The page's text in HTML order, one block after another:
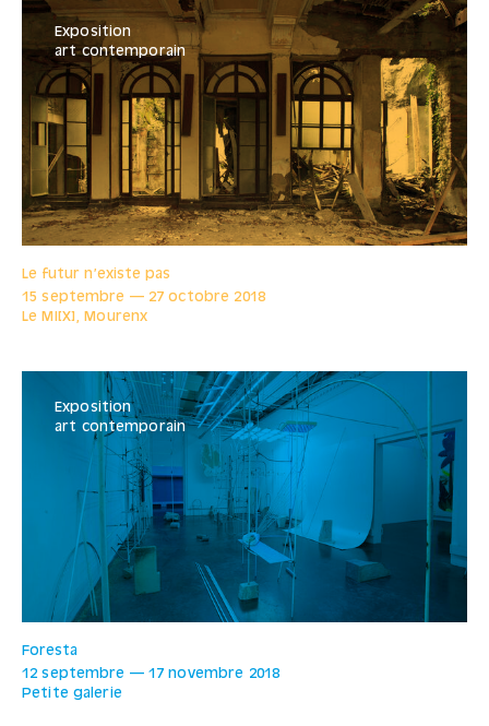
Exposition
art contemporain
Le futur n’existe pas
15 septembre — 27 octobre 2018
Le MI[X], Mourenx
Exposition
art contemporain
Foresta
12 septembre — 17 novembre 2018
Petite galerie